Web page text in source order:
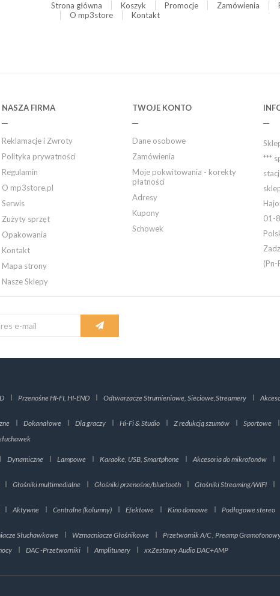
Strona główna Koszyk Promocje Zamówienia
O mp3store
Kontakt
NASZA FIRMA
Reklamacje i Zwroty
Polityka prywatności
Regulamin
O mp3store.pl
Serwis
Zużyty sprzęt
Opakowania
Kontakt
Mapa strony
Nasze Sklepy
TWOJE KONTO
Dane osobowe
Zamówienia
Moje pokwitowania - korekty
płatności
Adresy
Kupony
Schowek
***
01-
Przenośne HI-FI, HI-END Odtwarzacze Strumieniowe, Sieciowe,Streamery
Dokanałowe Dla graczy Hi-Fi & Studio Z redukcją szumów Sportowe
Dynamiczne Lampowe Karaoke, USB, Smartphone Akcesoria do mikrofonów
Głośniki multimedialne Głośniki przenośne/bluetooth Głośniki Streaming/WIFI
Aktywne Centralne (kolumny) Efektowe Kino domowe Podłogowe stereo
Słuchawkowe Wzmacniacze Głośnikowe Przetwornik A/C , Preamp
DAC -Przetworniki Amplitunery xxZestawy Audio DAC+AMP